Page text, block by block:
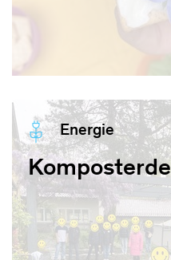
Energie
Komposterde